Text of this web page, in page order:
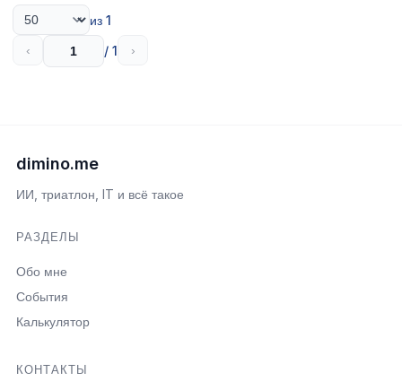
из 1
‹ / 1 ›
dimino.me
ИИ, триатлон, IT и всё такое
РАЗДЕЛЫ
Обо мне
События
Калькулятор
КОНТАКТЫ